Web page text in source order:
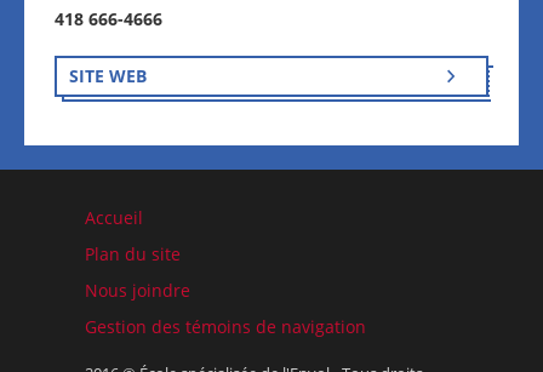
418 666-4666
SITE WEB
Accueil
Plan du site
Nous joindre
Gestion des témoins de navigation